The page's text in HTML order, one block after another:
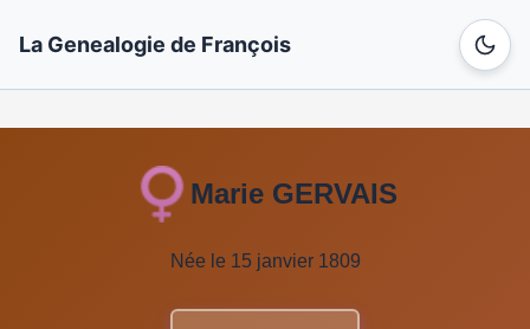
La Genealogie de François
Marie GERVAIS
Née le 15 janvier 1809